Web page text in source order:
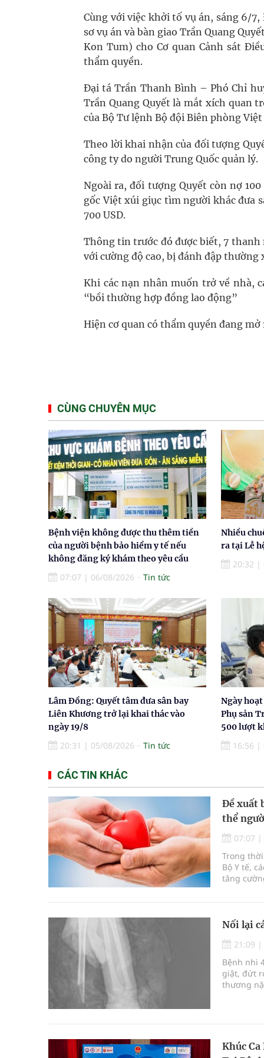
Cùng với việc khởi tố vụ án, sáng 6/
sơ vụ án và bàn giao Trần Quang
Kon Tum) cho Cơ quan Cảnh sát
thẩm quyền.
Đại tá Trần Thanh Bình – Phó Chỉ
Trần Quang Quyết là mắt xích quan
của Bộ Tư lệnh Bộ đội Biên phòng
Theo lời khai nhận của đối tượng
công ty do người Trung Quốc quản lý.
Ngoài ra, đối tượng Quyết còn nợ
gốc Việt xúi giục tìm người khác đưa
700 USD.
Thông tin trước đó được biết, 7 thanh
với cường độ cao, bị đánh đập thường
Khi các nạn nhân muốn trở về nhà,
“bồi thường hợp đồng lao động”
Hiện cơ quan có thẩm quyền đang
CÙNG CHUYÊN MỤC
Bệnh viện không được thu thêm tiền
của người bệnh bảo hiểm y tế nếu
không đăng ký khám theo yêu cầu
07:07 | 06/08/2026 Tin tức
Nhiều
ra tại Lễ
20:32 |
Lâm Đồng: Quyết tâm đưa sân bay
Liên Khương trở lại khai thác vào
ngày 19/8
20:31 | 05/08/2026 Tin tức
Ngày
Phụ sản
500 lượt
16:56 |
CÁC TIN KHÁC
Đề xuất
thể
07:07 |
Trong
Bộ Y tế,
tăng
Nối lại
21:09 |
Bệnh nhi
giật, đứt
thương
Khúc